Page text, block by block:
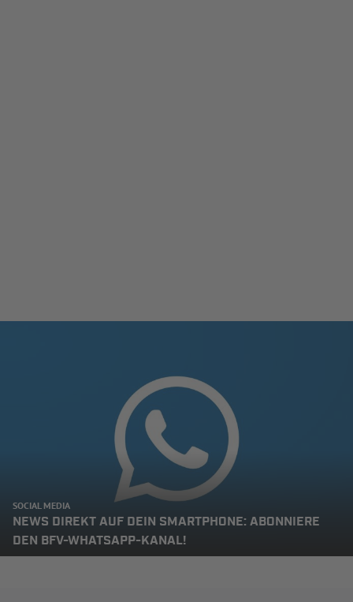
SOCIAL MEDIA
NEWS DIREKT AUF DEIN SMARTPHONE: ABONNIERE
DEN BFV-WHATSAPP-KANAL!